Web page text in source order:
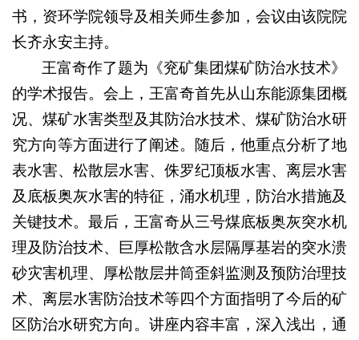
书，资环学院领导及相关师生参加，会议由该院院
长齐永安主持。
王富奇作了题为《兖矿集团煤矿防治水技术》
的学术报告。会上，王富奇首先从山东能源集团概
况、煤矿水害类型及其防治水技术、煤矿防治水研
究方向等方面进行了阐述。随后，他重点分析了地
表水害、松散层水害、侏罗纪顶板水害、离层水害
及底板奥灰水害的特征，涌水机理，防治水措施及
关键技术。最后，王富奇从三号煤底板奥灰突水机
理及防治技术、巨厚松散含水层隔厚基岩的突水溃
砂灾害机理、厚松散层井筒歪斜监测及预防治理技
术、离层水害防治技术等四个方面指明了今后的矿
区防治水研究方向。讲座内容丰富，深入浅出，通